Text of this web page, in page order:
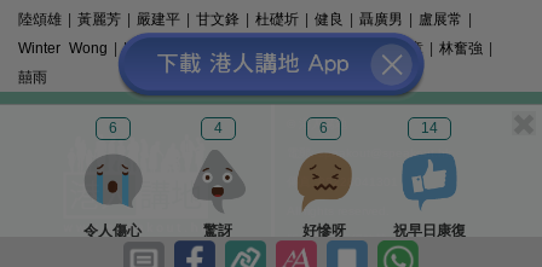
6
令人傷心
4
驚訝
6
好慘呀
14
祝早日康復
陸頌雄
黃麗芳 嚴建平 甘文鋒 杜礎圻 健良 聶廣男 盧展常
Winter Wong
K2 梁文新 羅崑 姚銘 精選文章 林奮強
囍雨
© 港人講地
電郵: speakout@speakout.hk
傳真: 85228041301
All rights reserved.
版權所有 不得轉載